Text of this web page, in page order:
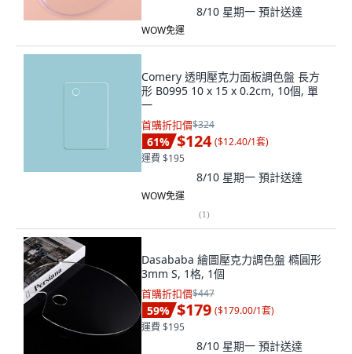
8/10 星期一 預計送達
WOW免運
Comery 透明壓克力面板調色盤 長方
形 B0995 10 x 15 x 0.2cm, 10個, 單
一
首購折扣價$324
61% $124 ($12.40/1套)
運費 $195
8/10 星期一 預計送達
WOW免運
(1)
Dasababa 繪圖壓克力調色盤 橢圓形
3mm S, 1格, 1個
首購折扣價$447
59% $179 ($179.00/1套)
運費 $195
8/10 星期一 預計送達